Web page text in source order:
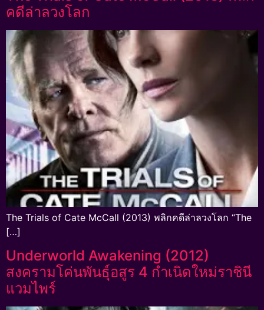
คดีล่าลวงโลก
The Trials of Cate McCall (2013) พลิกคดีล่าลวงโลก “The
[…]
Underworld Awakening (2012)
สงครามโค่นพันธุ์อสูร 4 กำเนิดใหม่ราชินี
แวมไพร์